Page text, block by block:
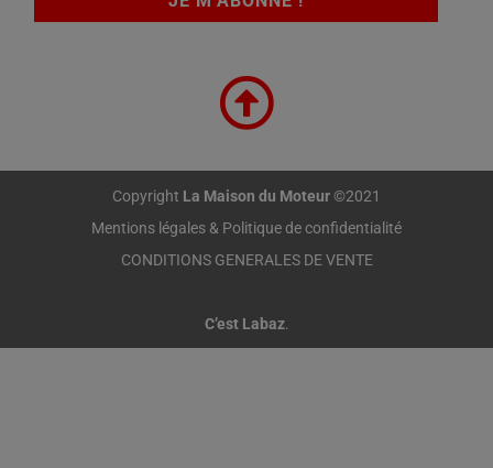
Copyright La Maison du Moteur©2021
Mentions légales & Politique de confidentialité
CONDITIONS GENERALES DE VENTE
C’est Labaz.